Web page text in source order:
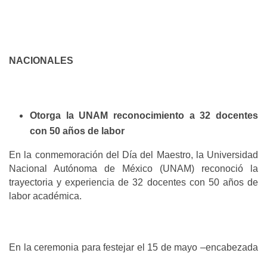
NACIONALES
Otorga la UNAM reconocimiento a 32 docentes
con 50 años de labor
En la conmemoración del Día del Maestro, la Universidad
Nacional Autónoma de México (UNAM) reconoció la
trayectoria y experiencia de 32 docentes con 50 años de
labor académica.
En la ceremonia para festejar el 15 de mayo –encabezada